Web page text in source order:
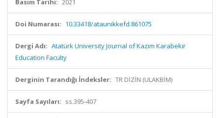
Basım Tarihi: 2021
Doi Numarası: 10.33418/ataunikkefd.861075
Dergi Adı: Atatürk University Journal of Kazım Karabekir
Education Faculty
Derginin Tarandığı İndeksler: TR DİZİN (ULAKBİM)
Sayfa Sayıları: ss.395-407